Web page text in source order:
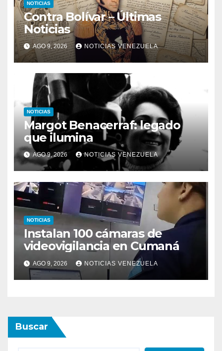
NOTICIAS
Contra Bolívar – Últimas
Noticias
AGO 9, 2026 NOTICIAS VENEZUELA
NOTICIAS
Margot Benacerraf: legado
que ilumina
AGO 9, 2026 NOTICIAS VENEZUELA
NOTICIAS
Instalan 100 cámaras de
videovigilancia en Cumaná
AGO 9, 2026 NOTICIAS VENEZUELA
Buscar